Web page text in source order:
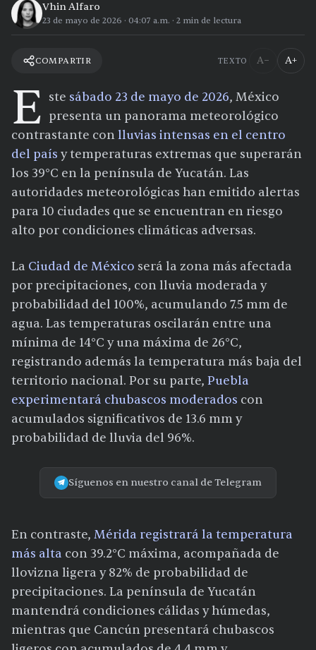
Vhin Alfaro
23 de mayo de 2026 · 04:07 a.m. · 2 min de lectura
COMPARTIR TEXTO A− A+
E ste sábado 23 de mayo de 2026, México
presenta un panorama meteorológico
contrastante conlluvias intensas en el centro
del país y temperaturas extremas que superarán
los 39°C en la península de Yucatán. Las
autoridades meteorológicas han emitido alertas
para 10 ciudades que se encuentran en riesgo
alto por condiciones climáticas adversas.
La Ciudad de México será la zona más afectada
por precipitaciones, con lluvia moderada y
probabilidad del 100%, acumulando 7.5 mm de
agua. Las temperaturas oscilarán entre una
mínima de 14°C y una máxima de 26°C,
registrando además la temperatura más baja del
territorio nacional. Por su parte, Puebla
experimentará chubascos moderados con
acumulados significativos de 13.6 mm y
probabilidad de lluvia del 96%.
Síguenos en nuestro canal de Telegram
En contraste, Mérida registrará la temperatura
más alta con 39.2°C máxima, acompañada de
llovizna ligera y 82% de probabilidad de
precipitaciones. La península de Yucatán
mantendrá condiciones cálidas y húmedas,
mientras que Cancún presentará chubascos